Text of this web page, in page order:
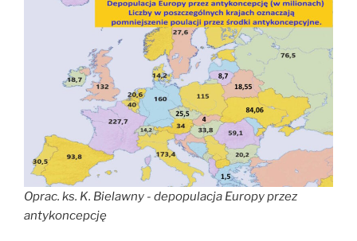
Oprac. ks. K. Bielawny - depopulacja Europy przez
antykoncepcję